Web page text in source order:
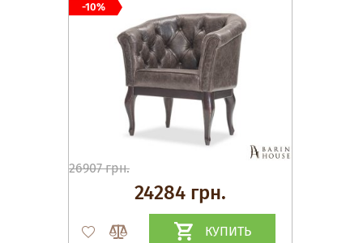
26907 грн.
24284 грн.
КУПИТЬ
-10%